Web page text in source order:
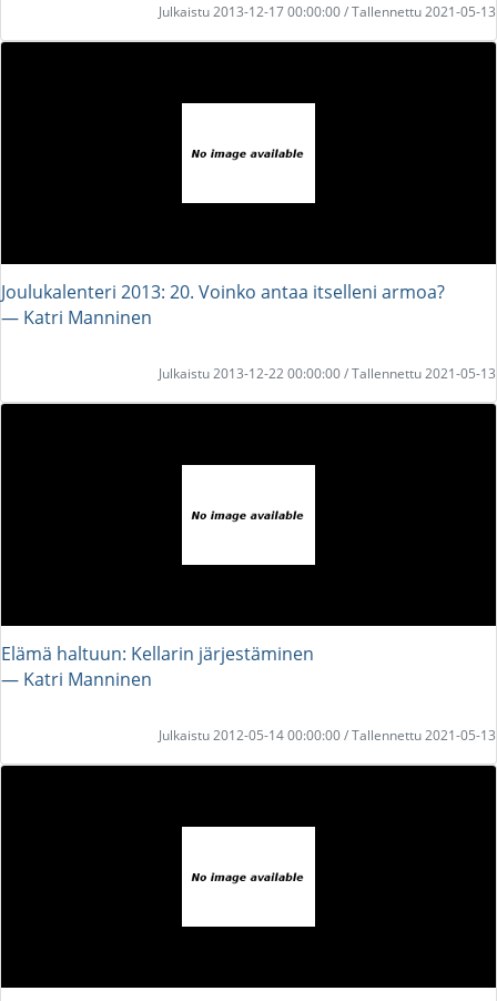
Julkaistu 2013-12-17 00:00:00 / Tallennettu 2021-05-13
Joulukalenteri 2013: 20. Voinko antaa itselleni armoa?
― Katri Manninen
Julkaistu 2013-12-22 00:00:00 / Tallennettu 2021-05-13
Elämä haltuun: Kellarin järjestäminen
― Katri Manninen
Julkaistu 2012-05-14 00:00:00 / Tallennettu 2021-05-13